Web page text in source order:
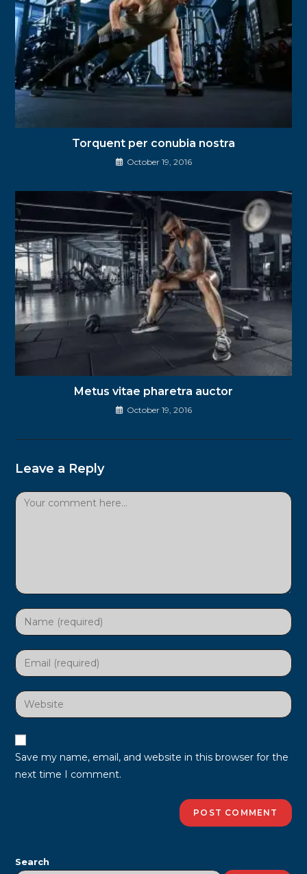
Torquent per conubia nostra
October 19, 2016
Metus vitae pharetra auctor
October 19, 2016
Leave a Reply
Comment
Enter
your
name
or
to
comment
Enter
your
email
address
comment
Enter
your
website
URL
(optional)
Save my name, email, and website in this browser for the
next time I comment.
Search